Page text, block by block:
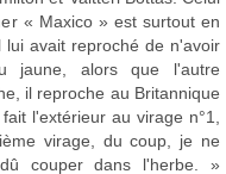
« Maxico » est surtout en
avait reproché de n'avoir
jaune, alors que l'autre
il reproche au Britannique
l'extérieur au virage n°1,
virage, du coup, je ne
couper dans l'herbe. »